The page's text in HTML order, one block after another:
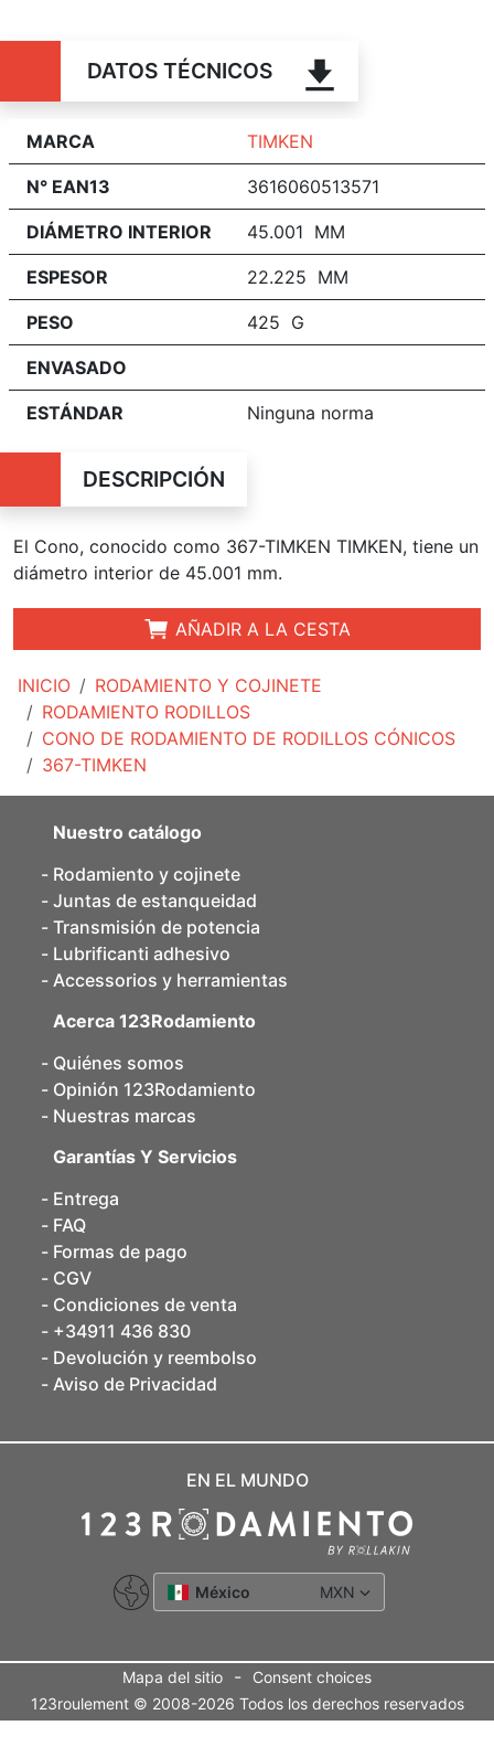
INICIO
RODAMIENTO Y COJINETE
RODAMIENTO RODILLOS
CONO DE RODAMIENTO DE RODILLOS CÓNICOS
367-TIMKEN
DATOS TÉCNICOS
MARCA TIMKEN
N° EAN13 3616060513571
DIÁMETRO INTERIOR 45.001 MM
ESPESOR 22.225 MM
PESO 425 G
ENVASADO
ESTÁNDAR Ninguna norma
DESCRIPCIÓN
El Cono, conocido como 367-TIMKEN TIMKEN, tiene un
diámetro interior de 45.001 mm.
AÑADIR A LA CESTA
Nuestro catálogo
Rodamiento y cojinete
Juntas de estanqueidad
Transmisión de potencia
Lubrificanti adhesivo
Accessorios y herramientas
Acerca 123Rodamiento
Quiénes somos
Opinión 123Rodamiento
Nuestras marcas
Garantías Y Servicios
Entrega
FAQ
Formas de pago
CGV
Condiciones de venta
+34911 436 830
Devolución y reembolso
Aviso de Privacidad
EN EL MUNDO
México MXN
Mapa del sitio -
Consent choices
123roulement © 2008-2026 Todos los derechos reservados